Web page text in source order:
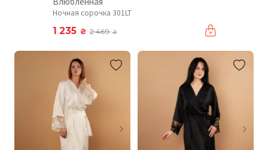
Ночная сорочка 301LT
1 235 ₴ 2 469₴